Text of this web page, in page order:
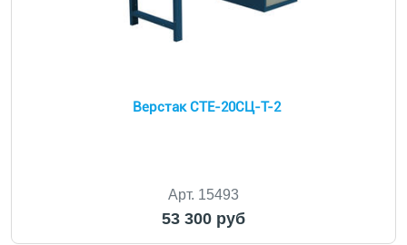
Верстак СТЕ-20СЦ-Т-2
Арт. 15493
53 300 руб